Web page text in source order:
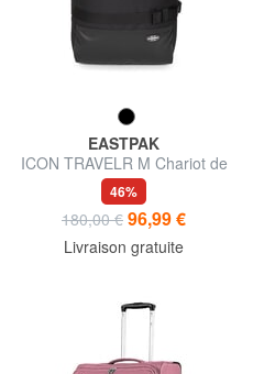
EASTPAK
ICON TRAVELR M Chariot de
taille moyenne
46%
180,00 € 96,99 €
Livraison gratuite